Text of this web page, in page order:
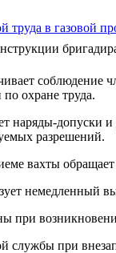
труда в газовой
соблюдение
охране труда.
наряды-допуски
разрешений.
вахты
немедленный
при
службы при